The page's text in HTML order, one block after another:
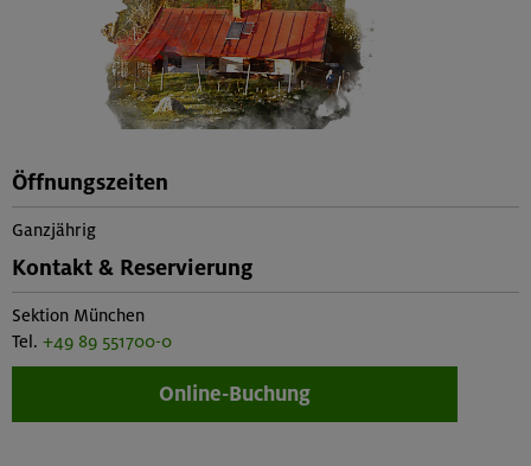
Öffnungszeiten
Ganzjährig
Kontakt & Reservierung
Sektion München
Tel. +49 89 551700-0
Online-Buchung